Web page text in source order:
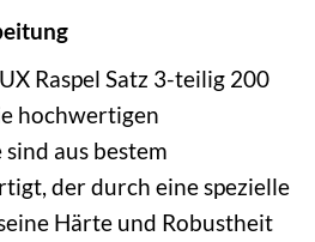
Raspel Satz 3-teilig 200
hochwertigen
aus bestem
der durch eine spezielle
Härte und Robustheit